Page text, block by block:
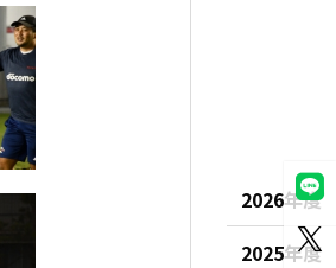
2026年度
2025年度